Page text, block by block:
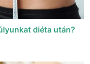
diéta után?